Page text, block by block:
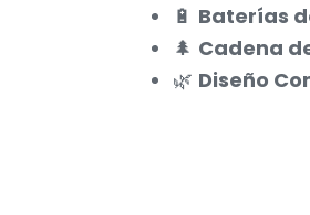
🔋 Baterías
🌲 Cadena
🌿 Diseño